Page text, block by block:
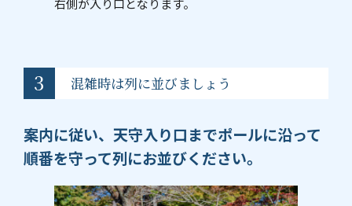
3 混雑時は列に並びましょう
案内に従い、天守入り口までポールに沿って
順番を守って列にお並びください。